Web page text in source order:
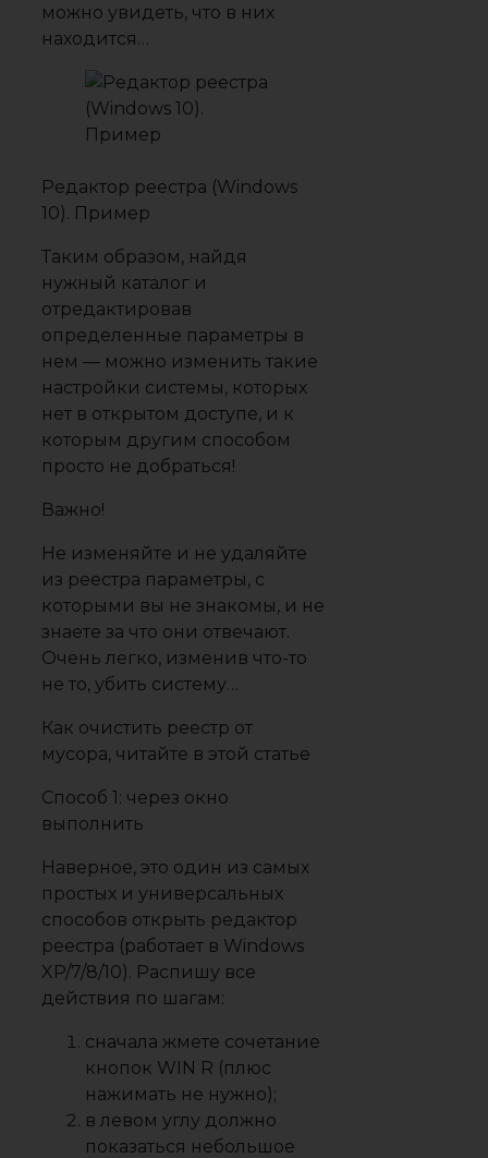
можно увидеть, что в них
находится…
Редактор реестра (Windows
10). Пример
Таким образом, найдя
нужный каталог и
отредактировав
определенные параметры в
нем — можно изменить такие
настройки системы, которых
нет в открытом доступе, и к
которым другим способом
просто не добраться!
Важно!
Не изменяйте и не удаляйте
из реестра параметры, с
которыми вы не знакомы, и не
знаете за что они отвечают.
Очень легко, изменив что-то
не то, убить систему…
Как очистить реестр от
мусора, читайте в этой статье
Способ 1: через окно
выполнить
Наверное, это один из самых
простых и универсальных
способов открыть редактор
реестра (работает в Windows
XP/7/8/10). Распишу все
действия по шагам:
сначала жмете сочетание
кнопок WIN R (плюс
нажимать не нужно);
в левом углу должно
показаться небольшое